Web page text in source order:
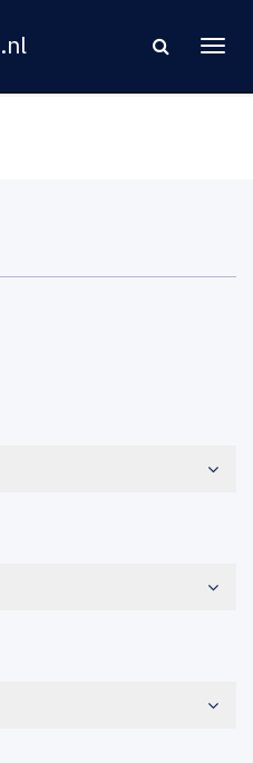
.nl